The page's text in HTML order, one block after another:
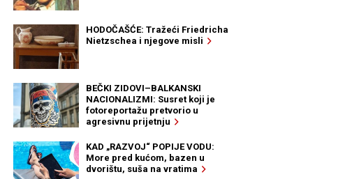
HODOČAŠĆE: Tražeći Friedricha
Nietzschea i njegove misli
BEČKI ZIDOVI–BALKANSKI
NACIONALIZMI: Susret koji je
fotoreportažu pretvorio u
agresivnu prijetnju
KAD „RAZVOJ“ POPIJE VODU:
More pred kućom, bazen u
dvorištu, suša na vratima